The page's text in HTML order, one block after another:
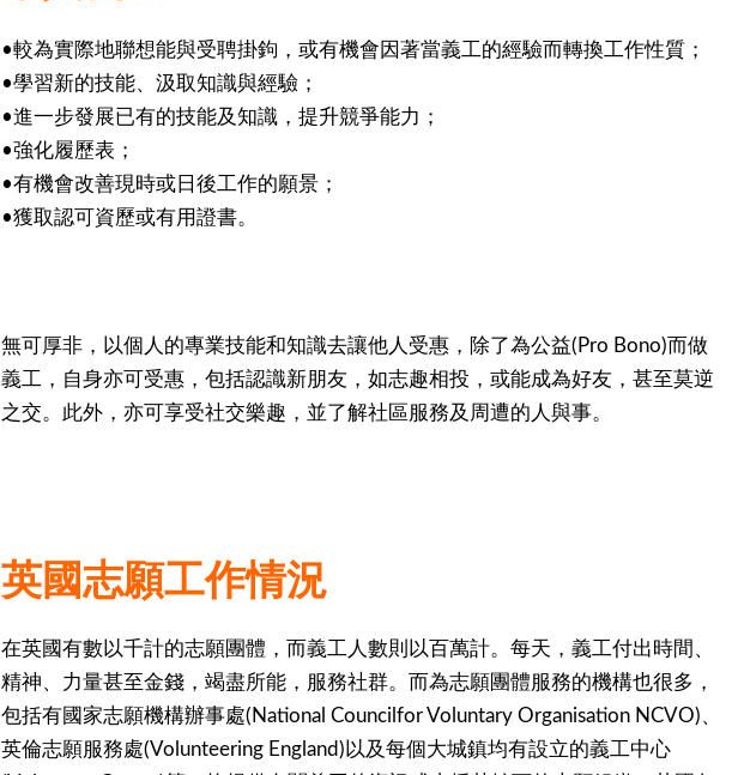
•較為實際地聯想能與受聘掛鉤，或有機會因著當義工的經驗而轉換工作性質；
•學習新的技能、汲取知識與經驗；
•進一步發展已有的技能及知識，提升競爭能力；
•強化履歷表；
•有機會改善現時或日後工作的願景；
•獲取認可資歷或有用證書。
無可厚非，以個人的專業技能和知識去讓他人受惠，除了為公益(Pro Bono)而做
義工，自身亦可受惠，包括認識新朋友，如志趣相投，或能成為好友，甚至莫逆
之交。此外，亦可享受社交樂趣，並了解社區服務及周遭的人與事。
英國志願工作情況
在英國有數以千計的志願團體，而義工人數則以百萬計。每天，義工付出時間、
精神、力量甚至金錢，竭盡所能，服務社群。而為志願團體服務的機構也很多，
包括有國家志願機構辦事處(National Councilfor Voluntary Organisation NCVO)、
英倫志願服務處(Volunteering England)以及每個大城鎮均有設立的義工中心